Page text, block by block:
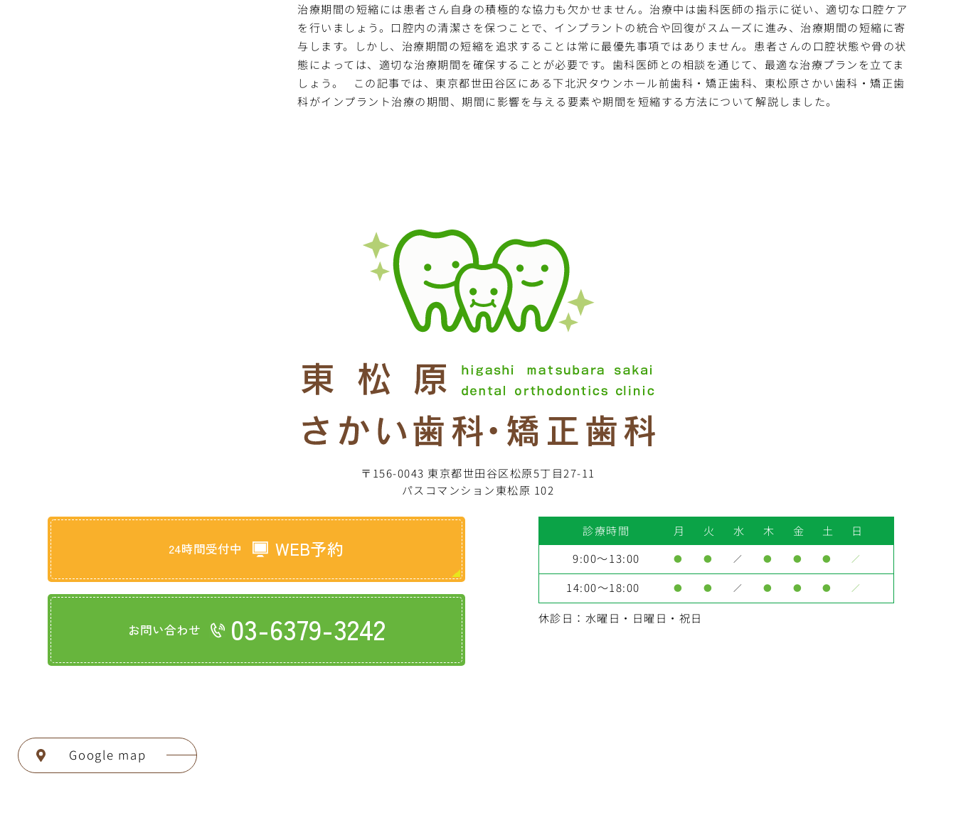
治療期間の短縮には患者さん自身の積極的な協力も欠かせません。治療中は歯科医師の指示に従い、適切な口腔ケア
を行いましょう。口腔内の清潔さを保つことで、インプラントの統合や回復がスムーズに進み、治療期間の短縮に寄
与します。しかし、治療期間の短縮を追求することは常に最優先事項ではありません。患者さんの口腔状態や骨の状
態によっては、適切な治療期間を確保することが必要です。歯科医師との相談を通じて、最適な治療プランを立てま
しょう。
この記事では、東京都世田谷区にある下北沢タウンホール前歯科・矯正歯科、東松原さかい歯科・矯正歯
科がインプラント治療の期間、期間に影響を与える要素や期間を短縮する方法について解説しました。
〒156-0043 東京都世田谷区松原5丁目27-11
パスコマンション東松原 102
24時間受付中 WEB予約
お問い合わせ 03-6379-3242
診療時間 月 火 水 木 金 土
日
9:00～13:00
● ● ／ ● ● ● ／
14:00～18:00 ● ● ／ ● ● ● ／
休診日：水曜日・日曜日・祝日
Google map